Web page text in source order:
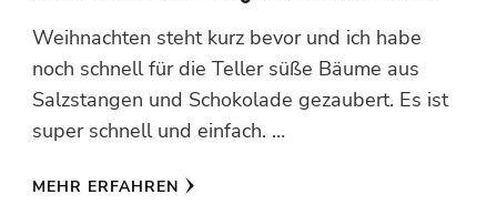
Weihnachten steht kurz bevor und ich habe
noch schnell für die Teller süße Bäume aus
Salzstangen und Schokolade gezaubert. Es ist
super schnell und einfach. …
MEHR ERFAHREN